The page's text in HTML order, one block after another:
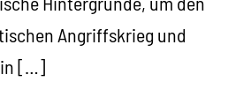
Angriffskrieg und
in […]